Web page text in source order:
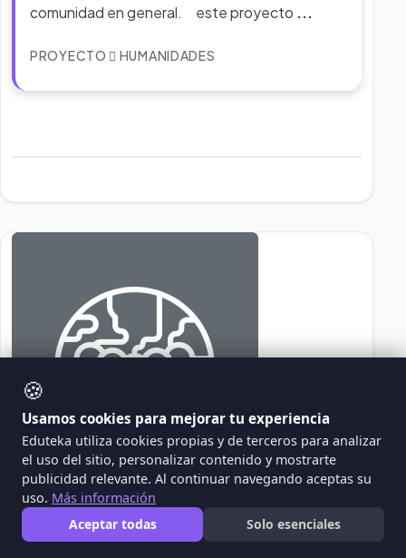
comunidad en general. este proyecto ...
PROYECTO HUMANIDADES
🍪
Usamos cookies para mejorar tu experiencia
Eduteka utiliza cookies propias y de terceros para analizar
el uso del sitio, personalizar contenido y mostrarte
publicidad relevante. Al continuar navegando aceptas su
uso. Más información
Aceptar todas
Solo esenciales